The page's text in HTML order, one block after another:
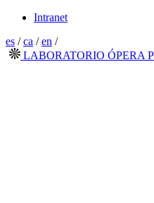
Intranet
es /ca /en /
ÓPERA